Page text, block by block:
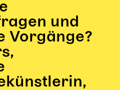
Institutionen
und
Vorgänge?